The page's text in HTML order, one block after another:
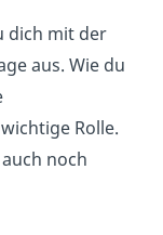
dich mit der
aus. Wie du
Rolle.
noch